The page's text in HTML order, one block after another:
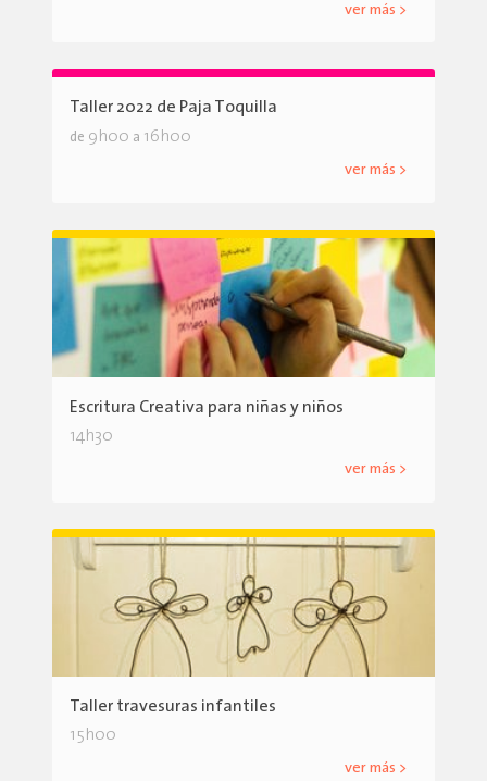
ver más >
Taller 2022 de Paja Toquilla
de 9h00 a 16h00
ver más >
Escritura Creativa para niñas y niños
14h30
ver más >
Taller travesuras infantiles
15h00
ver más >